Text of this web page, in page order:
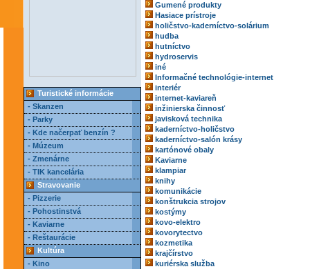
Turistické informácie
- Skanzen
- Parky
- Kde načerpať benzín ?
- Múzeum
- Zmenárne
- TIK kancelária
Stravovanie
- Pizzerie
- Pohostinstvá
- Kaviarne
- Reštaurácie
Kultúra
- Kino
Gumené produkty
Hasiace prístroje
holičstvo-kaderníctvo-solárium
hudba
hutníctvo
hydroservis
iné
Informačné technológie-internet
interiér
internet-kaviareň
inžinierska činnosť
javisková technika
kaderníctvo-holičstvo
kaderníctvo-salón krásy
kartónové obaly
Kaviarne
klampiar
knihy
komunikácie
konštrukcia strojov
kostýmy
kovo-elektro
kovorytectvo
kozmetika
krajčírstvo
kuriérska služba